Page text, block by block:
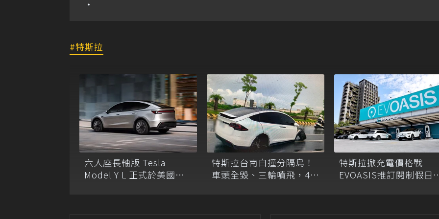
特斯拉
六人座長軸版 Tesla
Model Y L 正式於美國上
特斯拉台南自撞分隔島！
車頭全毀、三輪噴飛，46
特斯拉掀充電價格戰
EVOASIS推訂閱制假日